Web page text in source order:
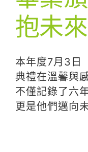
抱未來
本年度7月3日
典禮在溫馨與
不僅記錄了六
更是他們邁向